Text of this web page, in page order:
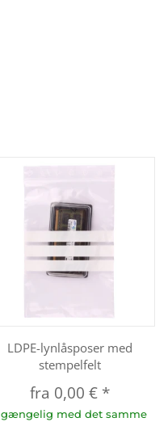
LDPE-lynlåsposer med
stempelfelt
fra 0,00 € *
med det samme